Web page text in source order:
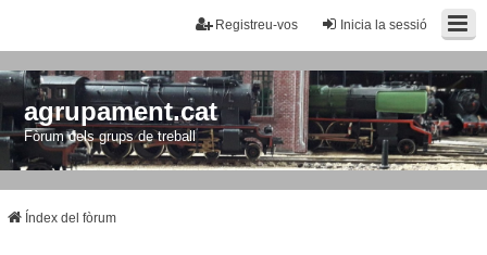
Inicia la sessió
Registreu-vos
agrupament.cat
Fòrum dels grups de treball
Índex del fòrum